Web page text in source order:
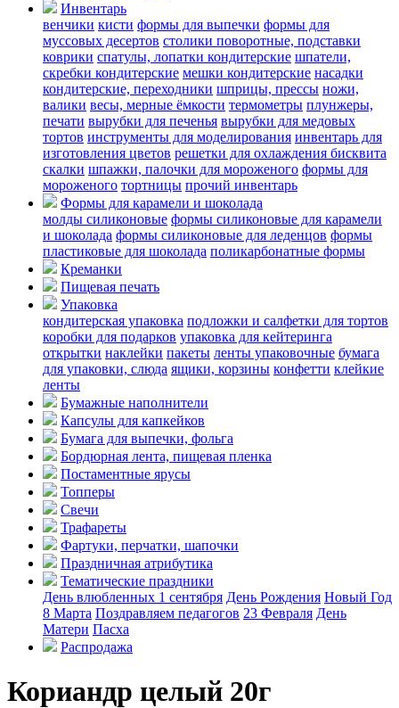
Инвентарь
венчики кисти формы для выпечки формы для
муссовых десертов столики поворотные, подставки
коврики cпатулы, лопатки кондитерские шпатели,
скребки кондитерские мешки кондитерские насадки
кондитерские, переходники шприцы, прессы ножи,
валики весы, мерные ёмкости термометры плунжеры,
печати вырубки для печенья вырубки для медовых
тортов инструменты для моделирования инвентарь для
изготовления цветов решетки для охлаждения бисквита
скалки шпажки, палочки для мороженого формы для
мороженого тортницы прочий инвентарь
Формы для карамели и шоколада
молды силиконовые формы силиконовые для карамели
и шоколада формы силиконовые для леденцов формы
пластиковые для шоколада поликарбонатные формы
Креманки
Пищевая печать
Упаковка
кондитерская упаковка подложки и салфетки для тортов
коробки для подарков упаковка для кейтеринга
открытки наклейки пакеты ленты упаковочные бумага
для упаковки, слюда ящики, корзины конфетти клейкие
ленты
Бумажные наполнители
Капсулы для капкейков
Бумага для выпечки, фольга
Бордюрная лента, пищевая пленка
Постаментные ярусы
Топперы
Свечи
Трафареты
Фартуки, перчатки, шапочки
Праздничная атрибутика
Тематические праздники
День влюбленных 1 сентября День Рождения Новый Год
8 Марта Поздравляем педагогов 23 Февраля День
Матери Пасха
Распродажа
Кориандр целый 20г